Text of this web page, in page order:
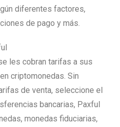
diferentes factores,
de pago y más.
les cobran tarifas a sus
criptomonedas. Sin
de venta, seleccione el
bancarias, Paxful
monedas fiduciarias,